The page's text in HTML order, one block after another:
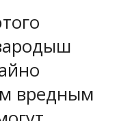
вредным